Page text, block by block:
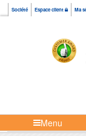
Société Espace client Ma
Menu